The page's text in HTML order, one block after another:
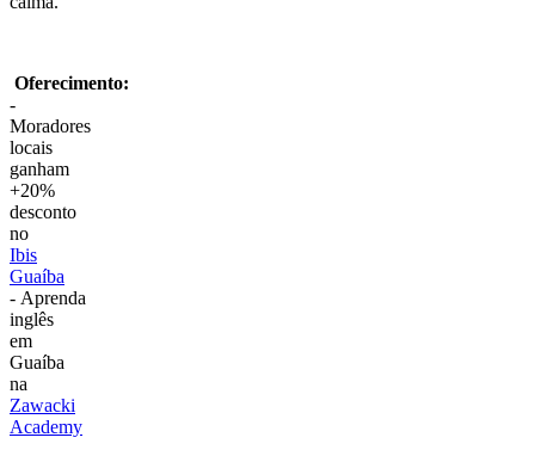
Oferecimento:
-
Moradores
locais
ganham
+20%
desconto
no
Ibis
Guaíba
- Aprenda
inglês
em
Guaíba
na
Zawacki
Academy